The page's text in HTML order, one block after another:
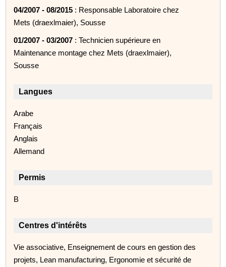
04/2007 - 08/2015 : Responsable Laboratoire chez
Mets (draexlmaier), Sousse
01/2007 - 03/2007 : Technicien supérieure en
Maintenance montage chez Mets (draexlmaier),
Sousse
Langues
Arabe
Français
Anglais
Allemand
Permis
B
Centres d'intérêts
Vie associative, Enseignement de cours en gestion des
projets, Lean manufacturing, Ergonomie et sécurité de